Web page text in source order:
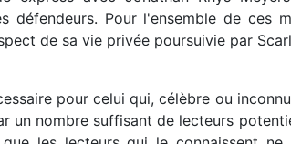
défendeurs. Pour l'ensemble de ces
de sa vie privée poursuivie par
pour celui qui, célèbre ou
un nombre suffisant de lecteurs